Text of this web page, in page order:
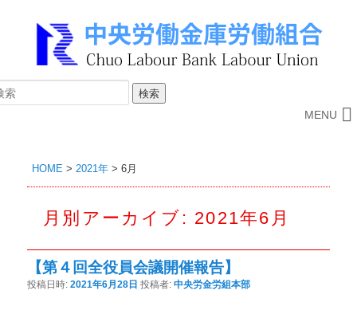
MENU
HOME > 2021年 > 6月
月別アーカイブ: 2021年6月
【第４回全役員会議開催報告】
投稿日時:2021年6月28日 投稿者:中央労金労組本部